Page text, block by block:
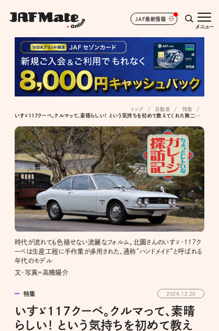
JAF最新情報
メニュー
トップ 自動車
特集
いすゞ117クーペ。クルマって、素晴らしい！ という気持ちを初めて教えてくれた無二の存在
時代が流れても色褪せない流麗なフォルム。北園さんのいすゞ・117ク
ーペは生産工程に手作業が多用された、通称“ハンドメイド”と呼ばれる
年代のモデル
文・写真＝高橋陽介
特集 2024.12.20
いすゞ117クーペ。クルマって、素晴
らしい！ という気持ちを初めて教え